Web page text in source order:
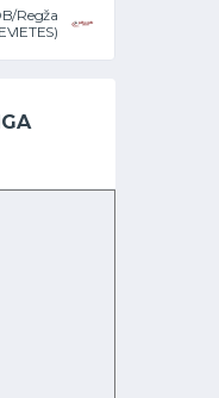
Regža